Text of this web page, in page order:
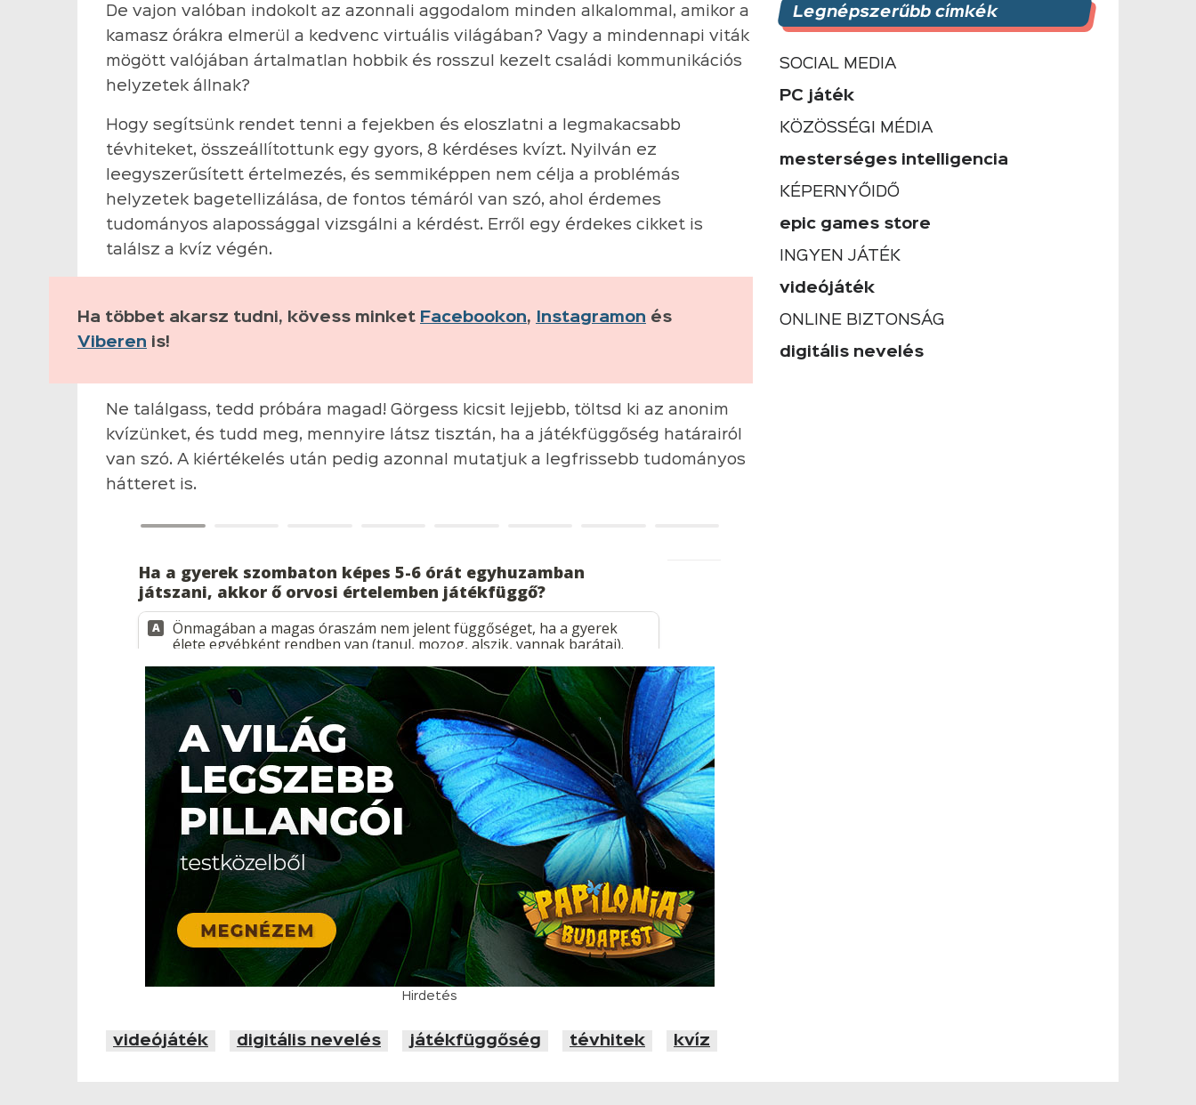
De vajon valóban indokolt az azonnali aggodalom minden alkalommal, amikor a
kamasz órákra elmerül a kedvenc virtuális világában? Vagy a mindennapi viták
mögött valójában ártalmatlan hobbik és rosszul kezelt családi kommunikációs
helyzetek állnak?
Hogy segítsünk rendet tenni a fejekben és eloszlatni a legmakacsabb
tévhiteket, összeállítottunk egy gyors, 8 kérdéses kvízt. Nyilván ez
leegyszerűsített értelmezés, és semmiképpen nem célja a problémás
helyzetek bagetellizálása, de fontos témáról van szó, ahol érdemes
tudományos alapossággal vizsgálni a kérdést. Erről egy érdekes cikket is
találsz a kvíz végén.
Ha többet akarsz tudni, kövess minket Facebookon, Instagramon és
Viberen is!
Ne találgass, tedd próbára magad! Görgess kicsit lejjebb, töltsd ki az anonim
kvízünket, és tudd meg, mennyire látsz tisztán, ha a játékfüggőség határairól
van szó. A kiértékelés után pedig azonnal mutatjuk a legfrissebb tudományos
hátteret is.
Hirdetés
videójáték digitális nevelés játékfüggőség tévhitek kvíz
Legnépszerűbb címkék
SOCIAL MEDIA
PC játék
KÖZÖSSÉGI MÉDIA
mesterséges intelligencia
KÉPERNYŐIDŐ
epic games store
INGYEN JÁTÉK
videójáték
ONLINE BIZTONSÁG
digitális nevelés